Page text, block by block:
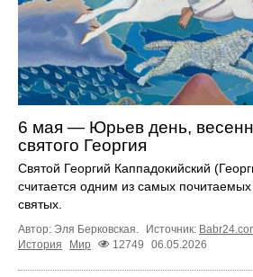
6 мая — Юрьев день,
святого Георгия
Святой Георгий Каппадокийский
считается одним из самых
святых.
Автор: Эля Берковская. Источник:
История
Мир 12749 06.05.2026